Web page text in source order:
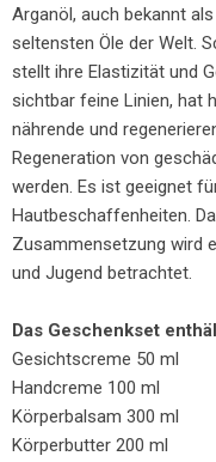
Arganöl, auch bekannt
seltensten Öle der Welt.
stellt ihre Elastizität und
sichtbar feine Linien, hat
nährende und
Regeneration von
werden. Es ist geeignet
Hautbeschaffenheiten.
Zusammensetzung wird
und Jugend betrachtet.
Das Geschenkset
Gesichtscreme 50 ml
Handcreme 100 ml
Körperbalsam 300 ml
Körperbutter 200 ml